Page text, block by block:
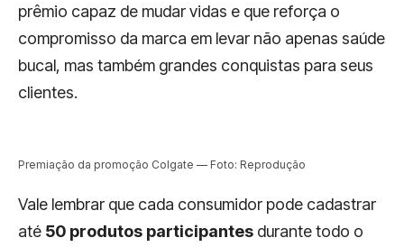
prêmio capaz de mudar vidas e que reforça o
compromisso da marca em levar não apenas saúde
bucal, mas também grandes conquistas para seus
clientes.
Premiação da promoção Colgate — Foto: Reprodução
Vale lembrar que cada consumidor pode cadastrar
até 50 produtos participantes durante todo o